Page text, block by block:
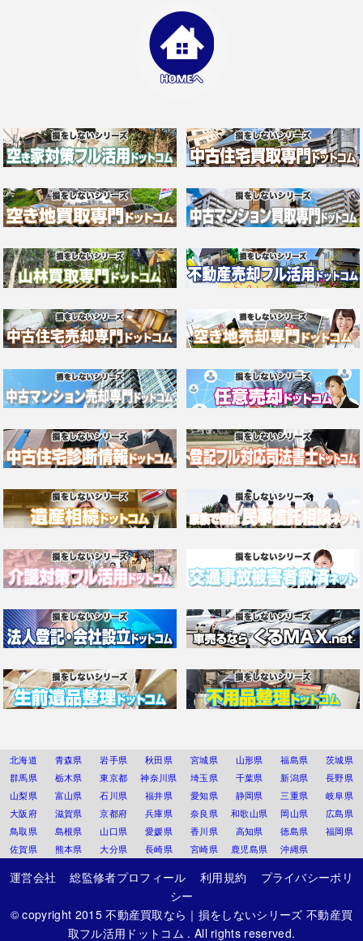
北海道 青森県 岩手県 秋田県 宮城県 山形県 福島県
茨城県
群馬県
栃木県 東京都 神奈川県 埼玉県 千葉県 新潟県
長野県
山梨県
富山県 石川県 福井県 愛知県 静岡県 三重県
岐阜県
大阪府
滋賀県 京都府 兵庫県 奈良県 和歌山県 岡山県
広島県
鳥取県
島根県 山口県 愛媛県 香川県 高知県 徳島県
福岡県
佐賀県
熊本県 大分県 長崎県 宮崎県 鹿児島県 沖縄県
運営会社 総監修者プロフィール 利用規約
プライバシーポリ
シー
© copyright 2015不動産買取なら｜損をしないシリーズ 不動産買
取フル活用ドットコム . All rights reserved.